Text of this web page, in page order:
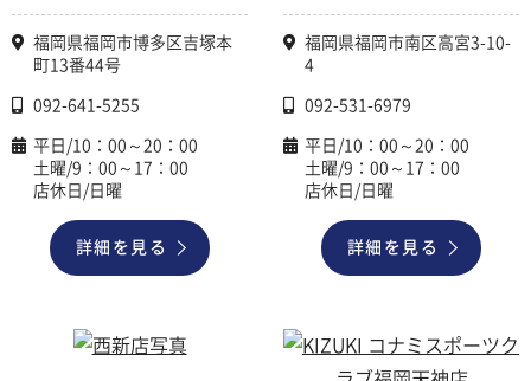
福岡県福岡市博多区吉塚本
町13番44号
092-641-5255
平日/10：00～20：00
土曜/9：00～17：00
店休日/日曜
詳細を見る
福岡県福岡市南区高宮3-10-
4
092-531-6979
平日/10：00～20：00
土曜/9：00～17：00
店休日/日曜
詳細を見る